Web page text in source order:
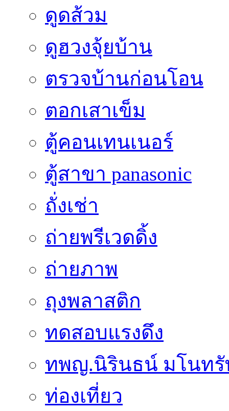
ดูดส้วม
ดูฮวงจุ้ยบ้าน
ตรวจบ้านก่อนโอน
ตอกเสาเข็ม
ตู้คอนเทนเนอร์
ตู้สาขา panasonic
ถั่งเช่า
ถ่ายพรีเวดดิ้ง
ถ่ายภาพ
ถุงพลาสติก
ทดสอบแรงดึง
ทพญ.นิรินธน์ มโนท
ท่องเที่ยว